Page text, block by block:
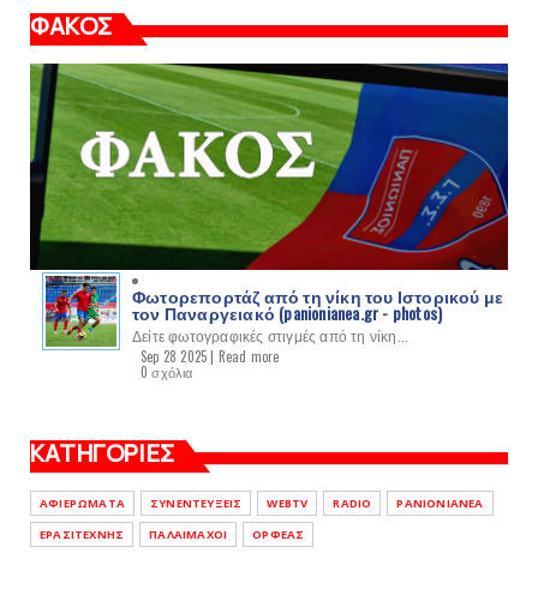
ΦΑΚΟΣ
Φωτορεπορτάζ από τη νίκη του Ιστορικού με
τον Παναργειακό (panionianea.gr - photos)
Δείτε φωτογραφικές στιγμές από τη νίκη...
Sep 28 2025 | Read more
0 σχόλια
ΚΑΤΗΓΟΡΙΕΣ
ΑΦΙΕΡΩΜΑΤΑ ΣΥΝΕΝΤΕΥΞΕΙΣ WEBTV RADIO
PANIONIANEA
ΕΡΑΣΙΤΕΧΝΗΣ
ΠΑΛΑΙΜΑΧΟΙ ΟΡΦΕΑΣ